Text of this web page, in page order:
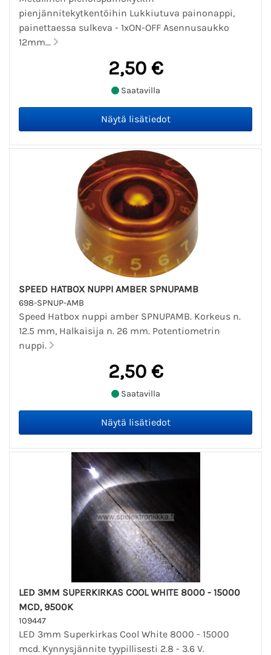
pienjännitekytkentöihin Lukkiutuva painonappi,
painettaessa sulkeva - 1xON-OFF Asennusaukko
12mm...
2,50 €
Saatavilla
SPEED HATBOX NUPPI AMBER SPNUPAMB
698-SPNUP-AMB
Speed Hatbox nuppi amber SPNUPAMB. Korkeus n.
12.5 mm, Halkaisija n. 26 mm. Potentiometrin
nuppi.
2,50 €
Saatavilla
LED 3MM SUPERKIRKAS COOL WHITE 8000 - 15000
MCD, 9500K
109447
LED 3mm Superkirkas Cool White 8000 - 15000
mcd. Kynnysjännite tyypillisesti 2.8 - 3.6 V.